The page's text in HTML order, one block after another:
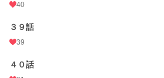
40
３９話
39
４０話